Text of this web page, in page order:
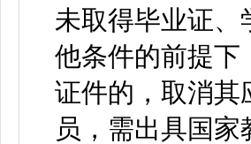
未取得毕业证、
他条件的前提下
证件的，取消其
员，需出具国